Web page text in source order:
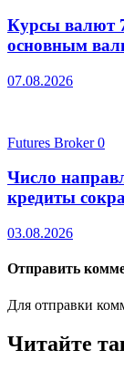
Курсы валют
основным
07.08.2026
Futures Broker0
Число
кредиты
03.08.2026
Отправить
Для отправки
Читайте